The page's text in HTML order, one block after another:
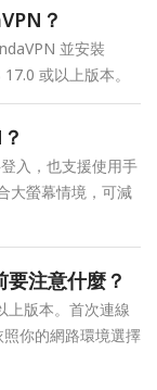
？
並安裝
或以上版本。
入，也支援使用手
大螢幕情境，可減
注意什麼？
上版本。首次連線
你的網路環境選擇